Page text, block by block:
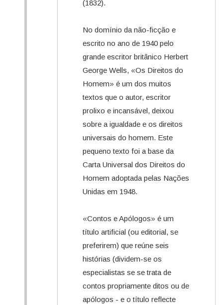
(1832).
No domínio da não-ficção e
escrito no ano de 1940 pelo
grande escritor britânico Herbert
George Wells, «Os Direitos do
Homem» é um dos muitos
textos que o autor, escritor
prolixo e incansável, deixou
sobre a igualdade e os direitos
universais do homem. Este
pequeno texto foi a base da
Carta Universal dos Direitos do
Homem adoptada pelas Nações
Unidas em 1948.
«Contos e Apólogos» é um
título artificial (ou editorial, se
preferirem) que reúne seis
histórias (dividem-se os
especialistas se se trata de
contos propriamente ditos ou de
apólogos - e o título reflecte